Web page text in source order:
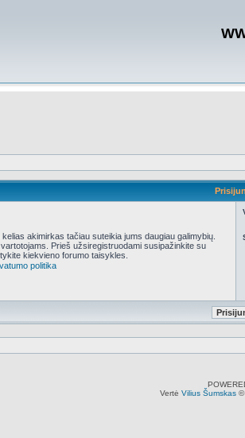
akimirkas tačiau suteikia jums daugiau galimybių.
Prieš užsiregistruodami susipažinkite su
kiekvieno forumo taisykles.
politika
Vertė Vilius Šumskas©